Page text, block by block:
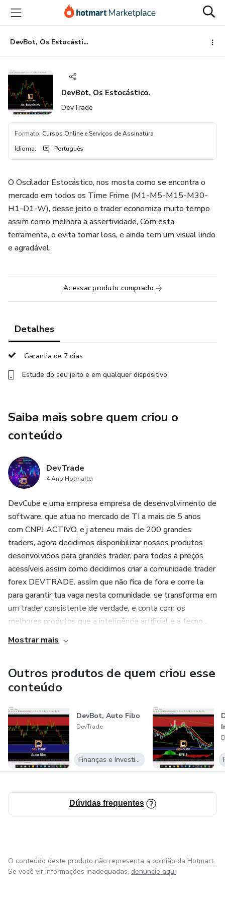
para
conteúdo
principal
para
pagamento
para
rodapé
DevBot, Os Estocástico.
DevBot, Os Estocástico.
DevTrade
Formato: Cursos Online e Serviços de Assinatura
Idioma: Português
O Oscilador Estocástico, nos mosta como se encontra o
mercado em todos os Time Frime (M1-M5-M15-M30-
H1-D1-W), desse jeito o trader economiza muito tempo
assim como melhora a assertividade, Com esta
ferramenta, o evita tomar loss, e ainda tem um visual lindo
e agradável.
Acessar produto comprado
Detalhes
Garantia de 7 dias
Estude do seu jeito e em qualquer dispositivo
Saiba mais sobre quem criou o
conteúdo
DevTrade
4 Ano Hotmarter
DevCube e uma empresa empresa de desenvolvimento de
software, que atua no mercado de TI a mais de 5 anos
com CNPJ ACTIVO, e j ateneu mais de 200 grandes
traders, agora decidimos disponibilizar nossos produtos
desenvolvidos para grandes trader, para todos a preços
acessíveis assim como decidimos criar a comunidade trader
forex DEVTRADE. assim que não fica de fora e corre la
para garantir tua vaga nesta comunidade, se transforma em
um trader consistente de verdade, e conta com os
melhores produtos que a inteligência artificial e a tecno...
Mostrar mais
Outros produtos de quem criou esse
conteúdo
DevBot, Auto Fibo
DevTrade
Finanças e Investimentos
Dúvidas frequentes
O conteúdo deste produto não representa a opinião da Hotmart.
Se você vir informações inadequadas, denuncie aqui